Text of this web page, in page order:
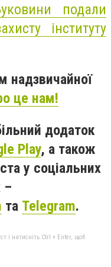
подали
інституту
надзвичайної
це нам!
додаток
Play, а також
у соціальних
–
та Telegram.
і натисніть Ctrl + Enter, щоб